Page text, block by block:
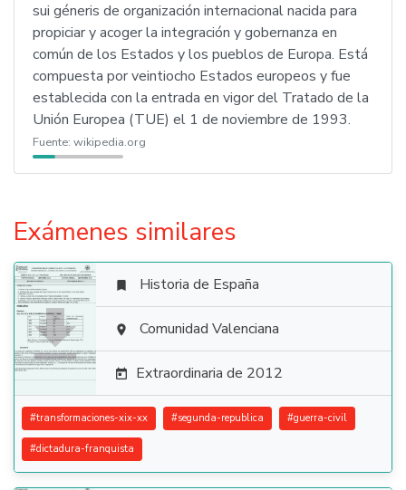
sui géneris de organización internacional nacida para
propiciar y acoger la integración y gobernanza en
común de los Estados y los pueblos de Europa. Está
compuesta por veintiocho Estados europeos y fue
establecida con la entrada en vigor del Tratado de la
Unión Europea (TUE) el 1 de noviembre de 1993.
Fuente: wikipedia.org
Exámenes similares

 Historia de España
 Comunidad Valenciana
 Extraordinaria de 2012
#transformaciones-xix-xx #segunda-republica #guerra-civil
#dictadura-franquista